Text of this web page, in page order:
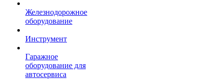
Железнодорожное
оборудование
Инструмент
Гаражное
оборудование для
автосервиса